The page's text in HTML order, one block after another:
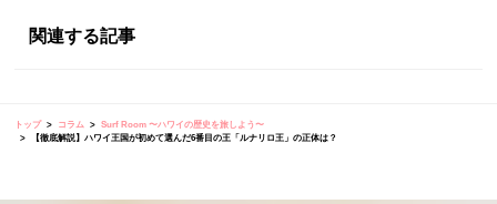
関連する記事
トップ コラム
Surf Room 〜ハワイの歴史を旅しよう〜
【徹底解説】ハワイ王国が初めて選んだ6番目の王「ルナリロ王」の正体は？